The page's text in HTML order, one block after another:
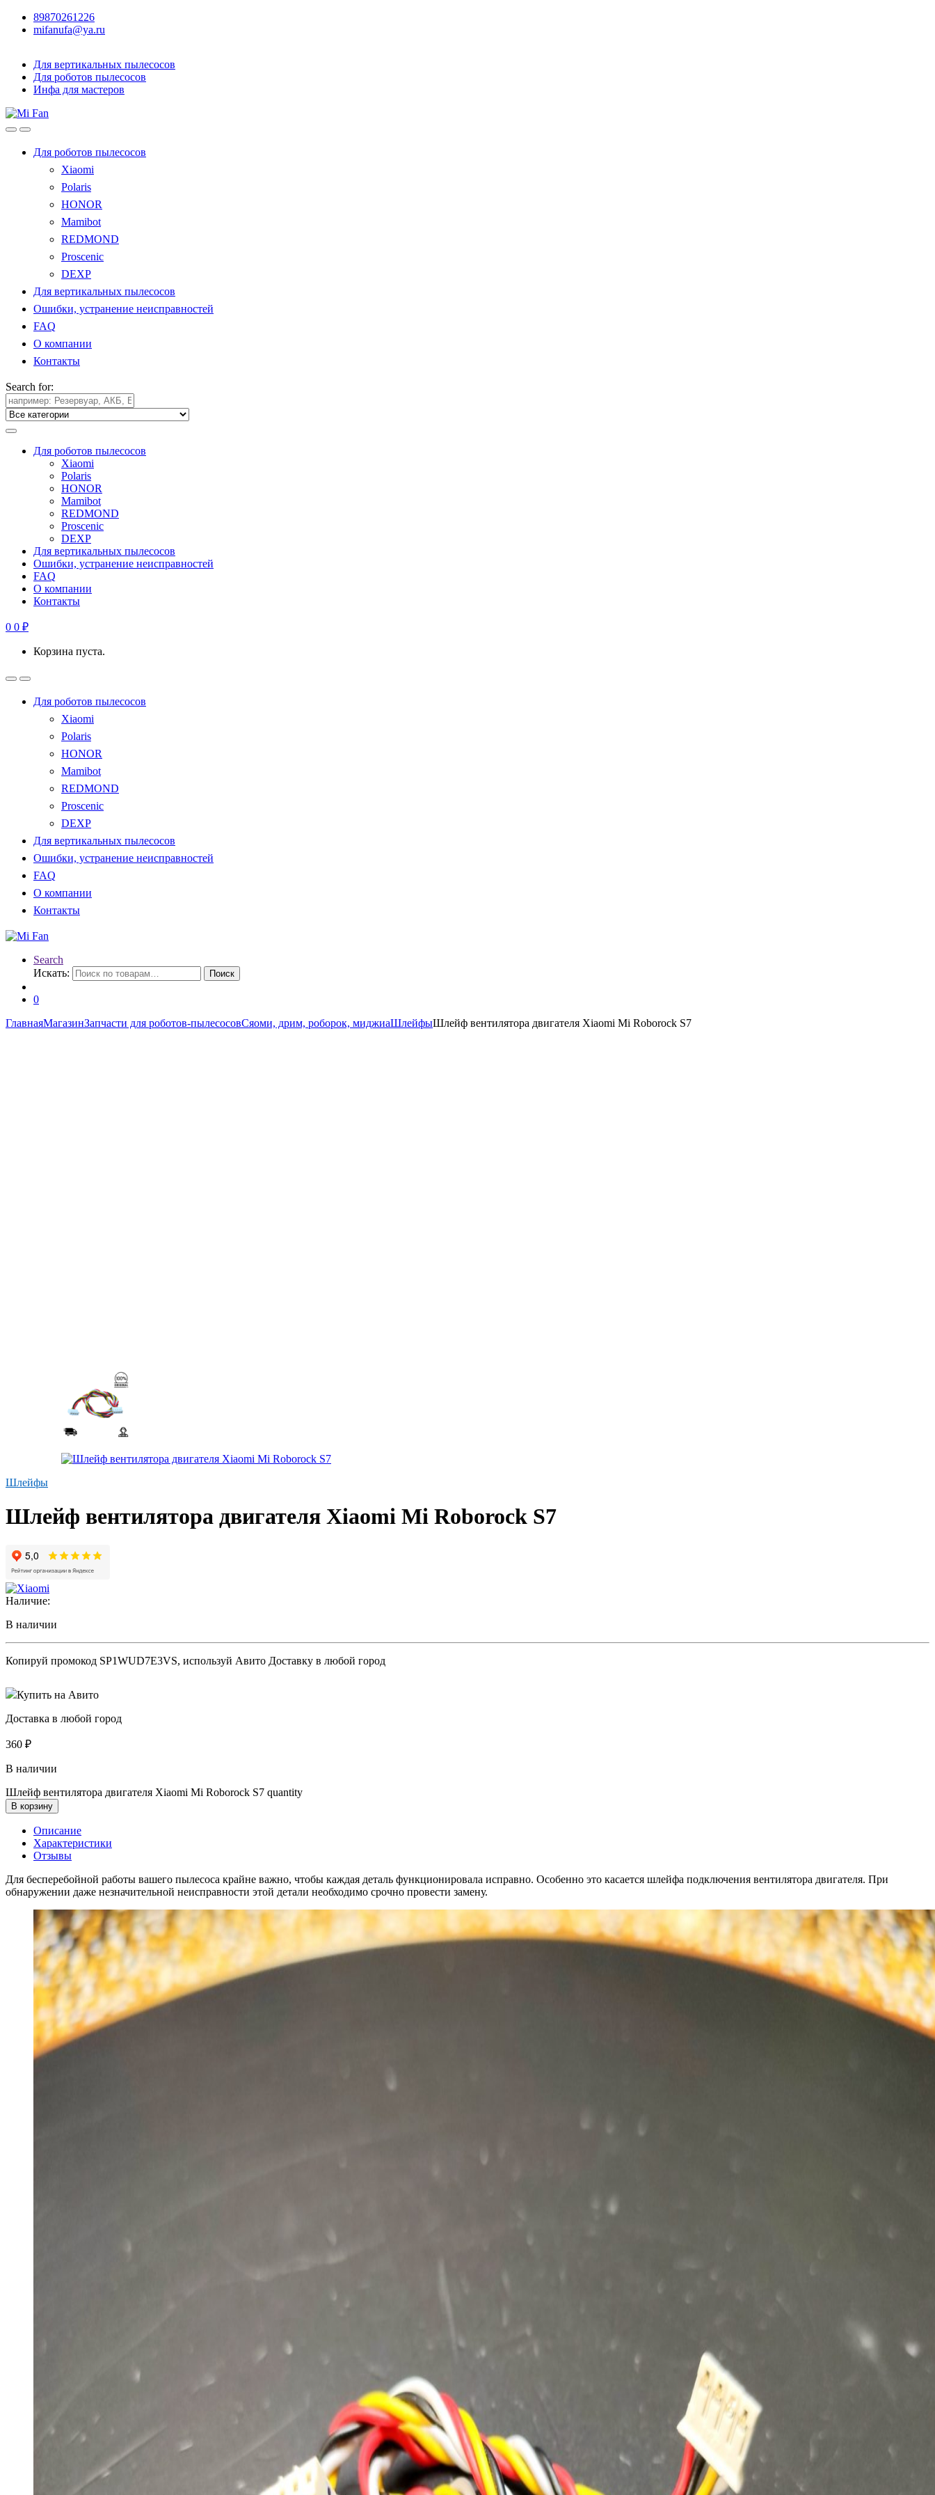
89870261226
mifanufa@ya.ru
Для вертикальных пылесосов
Для роботов пылесосов
Инфа для мастеров
Для роботов пылесосов
Xiaomi
Polaris
HONOR
Mamibot
REDMOND
Proscenic
DEXP
Для вертикальных пылесосов
Ошибки, устранение неисправностей
FAQ
О компании
Контакты
Search for:
Для роботов пылесосов
Xiaomi
Polaris
HONOR
Mamibot
REDMOND
Proscenic
DEXP
Для вертикальных пылесосов
Ошибки, устранение неисправностей
FAQ
О компании
Контакты
0 0 ₽
Корзина пуста.
Для роботов пылесосов
Xiaomi
Polaris
HONOR
Mamibot
REDMOND
Proscenic
DEXP
Для вертикальных пылесосов
Ошибки, устранение неисправностей
FAQ
О компании
Контакты
Search
Искать:
Поиск
0
ГлавнаяМагазинЗапчасти для роботов-пылесосовСяоми, дрим, роборок, миджиаШлейфыШлейф вентилятора двигателя Xiaomi Mi Roborock S7
Шлейфы
Шлейф вентилятора двигателя Xiaomi Mi Roborock S7
Наличие:
В наличии
Копируй промокод SP1WUD7E3VS, используй Авито Доставку в любой город
Купить на Авито
Доставка в любой город
360 ₽
В наличии
Шлейф вентилятора двигателя Xiaomi Mi Roborock S7 quantity
В корзину
Описание
Характеристики
Отзывы
Для бесперебойной работы вашего пылесоса крайне важно, чтобы каждая деталь функционировала исправно. Особенно это касается шлейфа подключения вентилятора двигателя. При
обнаружении даже незначительной неисправности этой детали необходимо срочно провести замену.